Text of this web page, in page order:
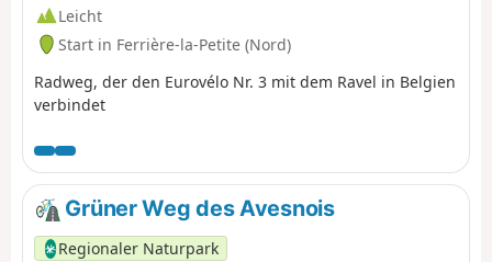
Leicht
Start in Ferrière-la-Petite (Nord)
Radweg, der den Eurovélo Nr. 3 mit dem Ravel in Belgien
verbindet
Grüner Weg des Avesnois
Regionaler Naturpark